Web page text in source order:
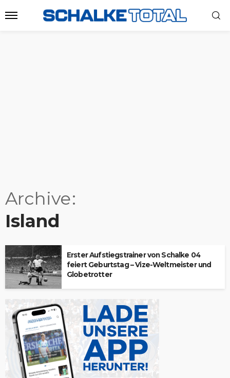
Archive
Island
Erster Aufstiegstrainer von Schalke 04
feiert Geburtstag – Vize-Weltmeister und
Globetrotter